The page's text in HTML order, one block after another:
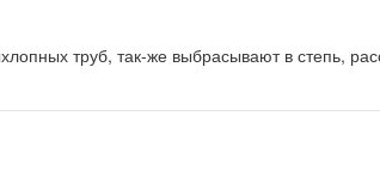
труб, так-же выбрасывают в степь,